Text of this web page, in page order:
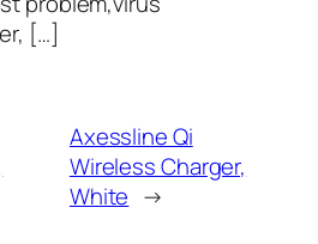
[…]
Axessline Qi
Wireless Charger,
White →